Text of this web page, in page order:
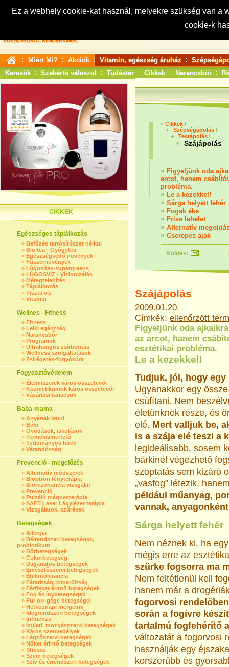
Ez a webhely cookie-kat használ, melyekre szükség van
cookie-k
Keresés:
Miért Mi? Akciók Vitamin, egészség áruház
Keresők
Szakértő válaszol Tudástár Cikkek Narancsbőr
CIKKEK
Egészséges táplálkozás
» Befőzés tartósítószer nélkül
» Bio tea - Gyógytea
» Egészségvédő növények
» Fűszernövények
» Lúgosítás-supergreens
» LÚGOSVÍZ - Vízionizálás
» Méregtelenítés
» Táplálkozás
» Tiszta víz
» Vitamin
Wellnes - Fitness
» Fitness
» Lelki egészség
» Narancsbőr
» Programok
» Ultrahangos zsírbontás
» Wellness szolgáltatások
» Zsírégetés-fogyókúra
Fogyasztóvédelem
» Élelmiszerek káros összetevői
» Kozmetikumok káros összetevői
» Vásárlási tanácsok
Baba-mama
» Anyának lenni
» Bébi
» Óvodások, iskolások
» Termékismertető
» Tudományos hírek
» Várandósság
Prevenció - megelőzés
» Alternatív módszerek
» Bioptron fényterápia
» Biorezonancia vizsgálat
» Prevenció
» Pulzáló mágnesterápia
» SAFE Laser Lágylézer terápia
» Vizsgálatok, szűrések
Betegségek
» Allergia
» Bélrendszeri betegségek,
probiotikum
» Bőrbetegségek
» Cukorbetegség
» Daganatos betegségek
» Emésztőszervi betegségek
» Ételintolerancia
» Fáradtság, kimerültség
» Férfiakat érintő betegségek
» Fog és ínybetegségek
» Fül-orr-gége betegségei
» Hétköznapi mérgeink
» Idegrendszeri betegségek
» Influenza
» Ízületi, mozgásszervi betegségek
» Káros szenvedélyek
» Légzőszervi betegségek
» Nőket érintő betegségek
» Stressz
» Szem betegségek
» Szív és érrendszeri betegségek
» Cikkek \
+
Szépségápolás \
+
Testápolás \
+ Szájápolás
» Figyeljünk oda
arcot, hanem
probléma.
» Le a kezekkel!
» Sárga helyett fehér
» Fogak éke
» Friss lehelet
» Alternatív
» Cserepes ajak
Küldés:
Szájápolás
2009.01.20.
Címkék: ellenőrzött
Figyeljünk oda
az arcot, hanem
esztétikai probléma.
Le a kezekkel!
Tudjuk, jól, hogy
Ugyanakkor egy
csúfítani. Nem
életünknek része, és
elé. Mert valljuk be,
is a szája elé teszi a
legideálisabb, sosem
bárkinél végezhető
szoptatás sem kizáró
„vasfog” létezik,
például műanyag,
vannak,
Sárga helyett fehér
Nem néznek ki, ha
mégis erre az
szürke fogsorra ma
Nem feltétlenül kell
hanem már a
fogorvosi
során a fogívre
tartalmú fogfehérítő
változatát a fogorvosi
használják egy
korszerűbb és